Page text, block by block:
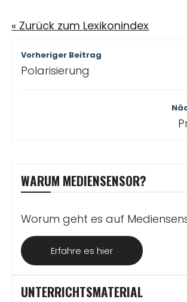
« Zurück zum Lexikonindex
Beitragsnavigation
Vorheriger Beitrag
Polarisierung
WARUM MEDIENSENSOR?
Worum geht es auf
Erfahre es hier
UNTERRICHTSMATERIAL